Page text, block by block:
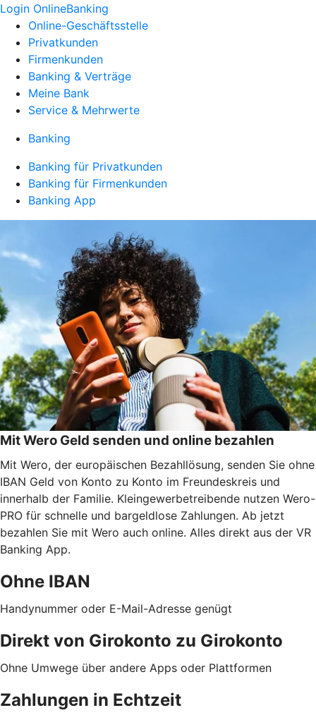
Login OnlineBanking
Online-Geschäftsstelle
Privatkunden
Firmenkunden
Banking & Verträge
Meine Bank
Service & Mehrwerte
Banking
Banking für Privatkunden
Banking für Firmenkunden
Banking App
Mit Wero Geld senden und online bezahlen
Mit Wero, der europäischen Bezahllösung, senden Sie ohne
IBAN Geld von Konto zu Konto im Freundeskreis und
innerhalb der Familie. Kleingewerbetreibende nutzen Wero-
PRO für schnelle und bargeldlose Zahlungen. Ab jetzt
bezahlen Sie mit Wero auch online. Alles direkt aus der VR
Banking App.
Ohne IBAN
Handynummer oder E-Mail-Adresse genügt
Direkt von Girokonto zu Girokonto
Ohne Umwege über andere Apps oder Plattformen
Zahlungen in Echtzeit